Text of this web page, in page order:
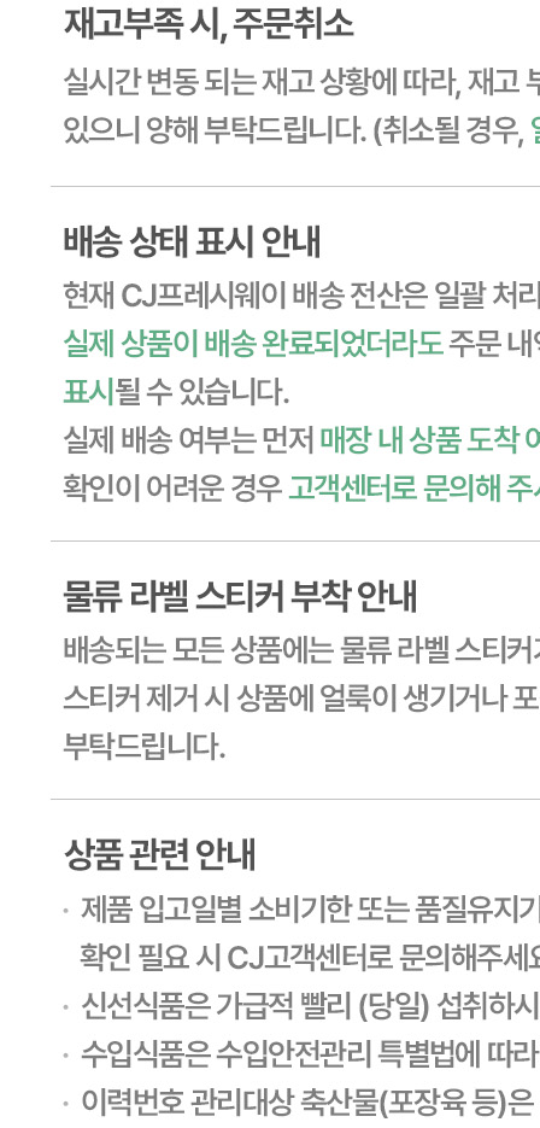
원산지
상품상세 참조
관련법상 표시사항
상품상세 참조
상품구성
상품상세 참조
소비자 상담 관련 전화번호
상품상세 참조
반품/교환 정보
판매자명
CJ프레시웨이
문의번호
반품/교환
반품 배송비: 30,000원
주의사항
전자상거래 등에서의 소비자보호법에 관한 법률에 의거하여
본인 또는 법정대리인이 취소할 수 있습니다. 식봄에 등록된
판매상품과 상품의 내용은 판매자가 등록한 것으로 (주)마켓
보로는 그 등록내용에 대하여 일체의 책임을 지지 않습니다.
상세 정보 구매 정보 상품 문의
상품 문의 문의글 작성
내 문의만 보기
비밀글 제외
답변완료
비밀글입니다.
2026.04.05
판매자 2026.04.06
비밀글 입니다.